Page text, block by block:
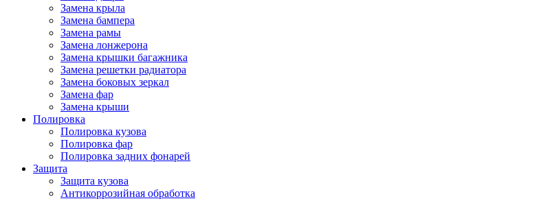
Замена крыла
Замена бампера
Замена рамы
Замена лонжерона
Замена крышки багажника
Замена решетки радиатора
Замена боковых зеркал
Замена фар
Замена крыши
Полировка
Полировка кузова
Полировка фар
Полировка задних фонарей
Защита
Защита кузова
Антикоррозийная обработка